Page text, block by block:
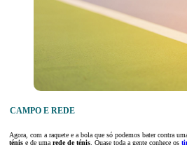
CAMPO E REDE
Agora, com a raquete e a bola que só podemos bater contra
ténis e de uma rede de ténis . Quase toda a gente conhece os